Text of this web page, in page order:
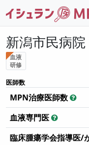
新潟市民病院
血液
研修
医師数
MPN治療医師数
血液専門医
臨床腫瘍学会指導医/